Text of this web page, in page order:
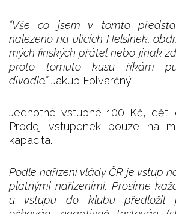
“Vše co jsem v tomto
nalezeno na ulicích Helsinek,
mých finských přátel nebo jinak
proto tomuto kusu říkám
divadlo.”Jakub Folvarčný
Jednotné vstupné 100 Kč, děti
Prodej vstupenek pouze na
kapacita.
Podle nařízení vlády ČR je vstup
platnými nařízeními. Prosíme
u vstupu do klubu předložil